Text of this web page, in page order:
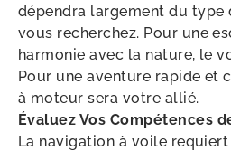
dépendra largement du type
vous recherchez. Pour une
harmonie avec la nature, le
Pour une aventure rapide et
à moteur sera votre allié.
Évaluez Vos Compétences
La navigation à voile